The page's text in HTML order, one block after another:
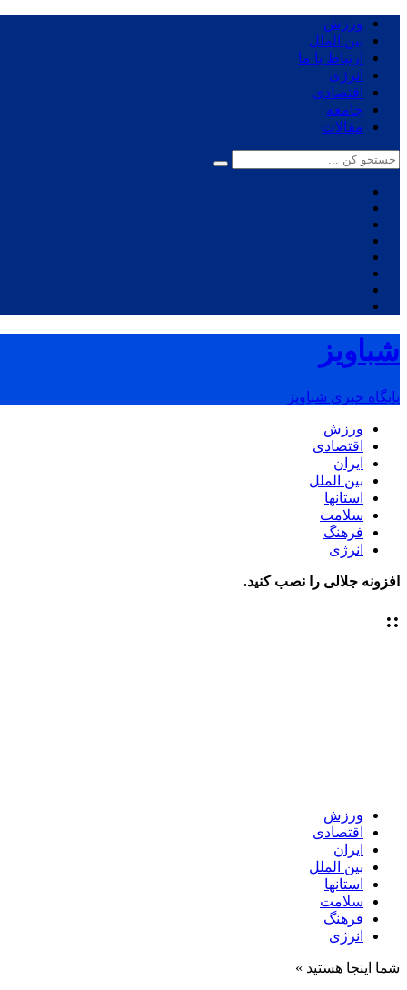
ورزش
بین الملل
ارتباط با ما
انرژی
اقتصادی
جامعه
مقالات
شباویز
پایگاه خبری شباویز
ورزش
اقتصادی
ایران
بین الملل
استانها
سلامت
فرهنگ
انرژی
افزونه جلالی را نصب کنید.
::
ورزش
اقتصادی
ایران
بین الملل
استانها
سلامت
فرهنگ
انرژی
شما اینجا هستید »